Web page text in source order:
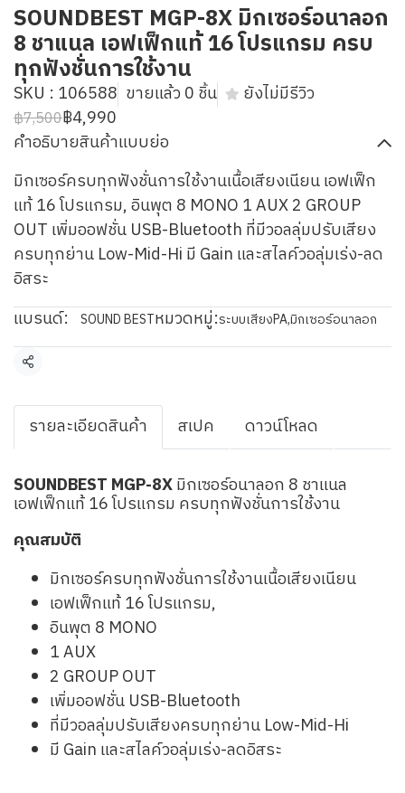
SOUNDBEST MGP-8X มิกเซอร์อนาลอก
8 ชาแนล เอฟเฟ็กแท้ 16 โปรแกรม ครบ
ทุกฟังชั่นการใช้งาน
SKU : 106588 ขายแล้ว 0 ชิ้น ยังไม่มีรีวิว
฿7,500฿4,990
คำอธิบายสินค้าแบบย่อ
มิกเซอร์ครบทุกฟังชั่นการใช้งานเนื้อเสียงเนียน เอฟเฟ็ก
แท้ 16 โปรแกรม, อินพุต 8 MONO 1 AUX 2 GROUP
OUT เพิ่มออฟชั่น USB-Bluetooth ที่มีวอลลุ่มปรับเสียง
ครบทุกย่าน Low-Mid-Hi มี Gain และสไลค์วอลุ่มเร่ง-ลด
อิสระ
แบรนด์:
SOUND BESTหมวดหมู่:ระบบเสียงPA,มิกเซอร์อนาลอก
แชร์
รายละเอียดสินค้า สเปค ดาวน์โหลด
SOUNDBEST MGP-8Xมิกเซอร์อนาลอก 8 ชาแนล
เอฟเฟ็กแท้ 16 โปรแกรม ครบทุกฟังชั่นการใช้งาน
คุณสมบัติ
มิกเซอร์ครบทุกฟังชั่นการใช้งานเนื้อเสียงเนียน
เอฟเฟ็กแท้ 16 โปรแกรม,
อินพุต 8 MONO
1 AUX
2 GROUP OUT
เพิ่มออฟชั่น USB-Bluetooth
ที่มีวอลลุ่มปรับเสียงครบทุกย่าน Low-Mid-Hi
มี Gain และสไลค์วอลุ่มเร่ง-ลดอิสระ